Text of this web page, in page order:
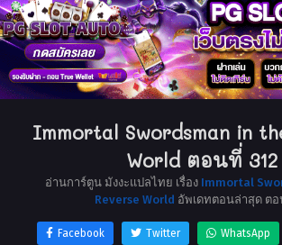
Immortal Swordsman in
World ตอนที่ 312
อ่านการ์ตูน มังงะแปลไทย เรื่อง Immortal
Reverse World อัพเดทตอนล่าสุด ต
Facebook Twitter WhatsApp